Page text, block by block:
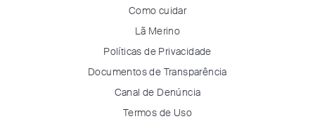
Como cuidar
Lã Merino
Políticas de Privacidade
Documentos de Transparência
Canal de Denúncia
Termos de Uso